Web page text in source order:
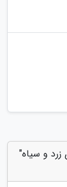
زرد و سیاه"